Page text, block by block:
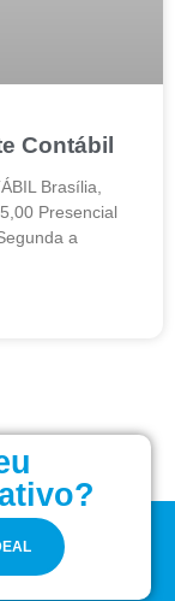
Contábil
Brasília,
Presencial
a